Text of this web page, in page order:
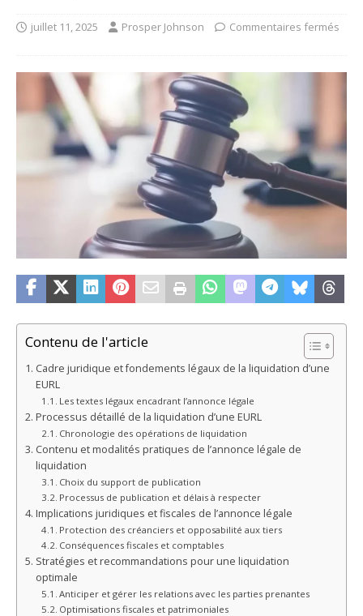
juillet 11, 2025 Prosper Johnson Commentaires fermés
Contenu de l'article
Cadre juridique et fondements légaux de la liquidation d’une
EURL
Les textes légaux encadrant l’annonce légale
Processus détaillé de la liquidation d’une EURL
Chronologie des opérations de liquidation
Contenu et modalités pratiques de l’annonce légale de
liquidation
Choix du support de publication
Processus de publication et délais à respecter
Implications juridiques et fiscales de l’annonce légale
Protection des créanciers et opposabilité aux tiers
Conséquences fiscales et comptables
Stratégies et recommandations pour une liquidation
optimale
Anticiper et gérer les relations avec les parties prenantes
Optimisations fiscales et patrimoniales